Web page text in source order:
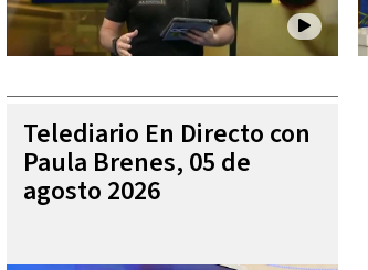
Telediario En Directo con
Paula Brenes, 05 de
agosto 2026